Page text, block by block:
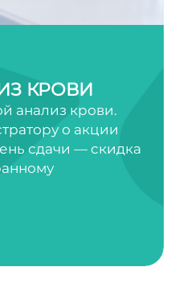
КРОВИ
анализ крови.
о акции
сдачи — скидка